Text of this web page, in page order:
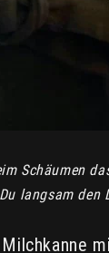
Schäumen
langsam